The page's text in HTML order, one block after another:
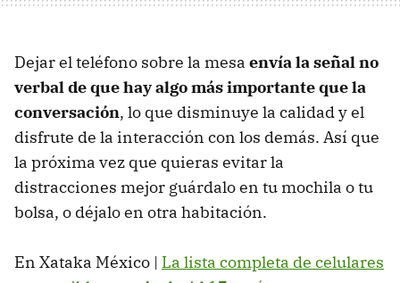
Dejar el teléfono sobre la mesa envía la señal no
verbal de que hay algo más importante que la
conversación, lo que disminuye la calidad y el
disfrute de la interacción con los demás. Así que
la próxima vez que quieras evitar la
distracciones mejor guárdalo en tu mochila o tu
bolsa, o déjalo en otra habitación.
En Xataka México | La lista completa de celulares